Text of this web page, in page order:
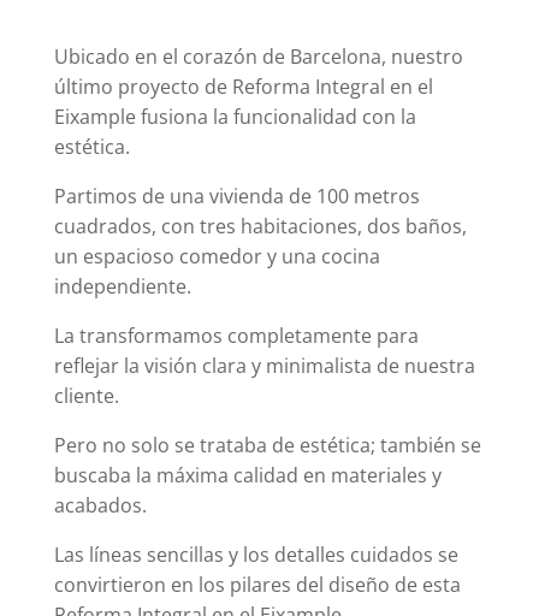
Ubicado en el corazón de Barcelona, nuestro
último proyecto de Reforma Integral en el
Eixample fusiona la funcionalidad con la
estética.
Partimos de una vivienda de 100 metros
cuadrados, con tres habitaciones, dos baños,
un espacioso comedor y una cocina
independiente.
La transformamos completamente para
reflejar la visión clara y minimalista de nuestra
cliente.
Pero no solo se trataba de estética; también se
buscaba la máxima calidad en materiales y
acabados.
Las líneas sencillas y los detalles cuidados se
convirtieron en los pilares del diseño de esta